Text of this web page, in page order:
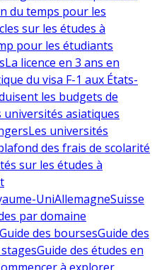
du temps pour les
sur les études à
pour les étudiants
La licence en 3 ans en
du visa F-1 aux États-
les budgets de
universités asiatiques
Les universités
des frais de scolarité
sur les études à
UniAllemagneSuisse
par domaine
Guide des boursesGuide des
Guide des études en